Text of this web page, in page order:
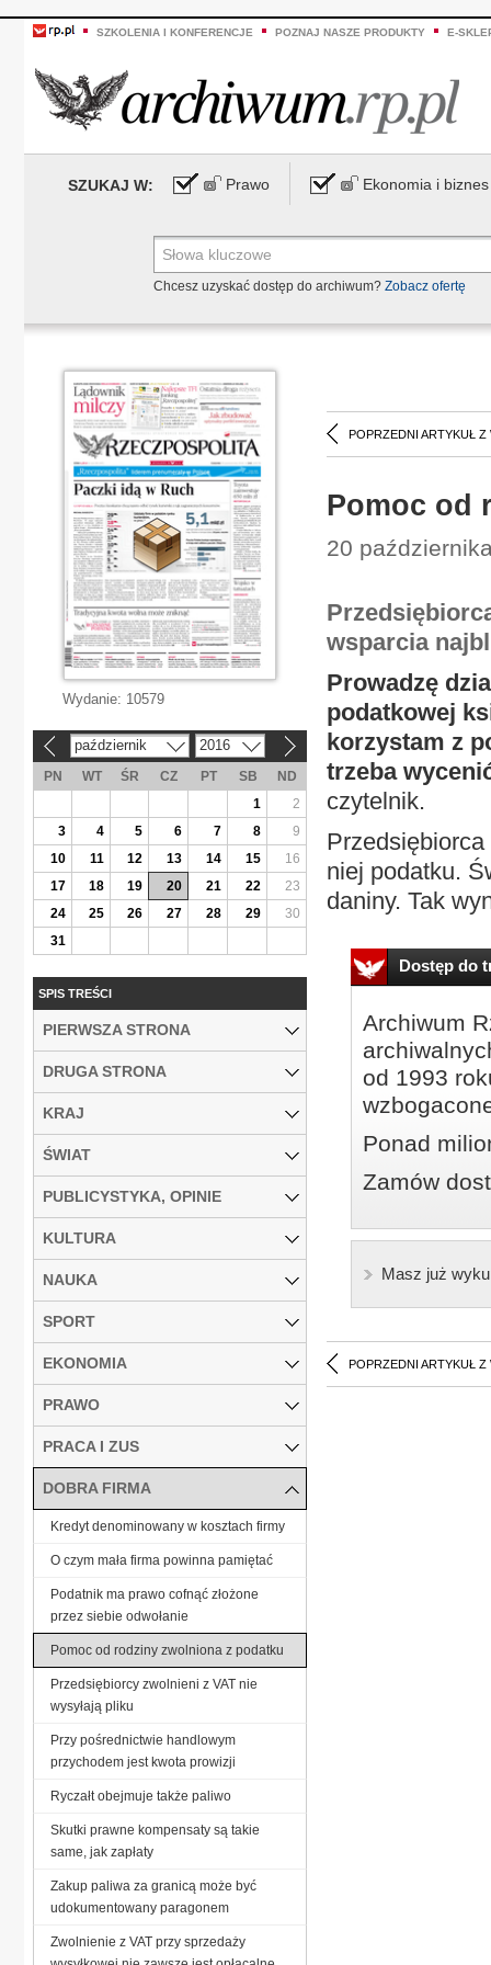
SZKOLENIA I KONFERENCJE POZNAJ NASZE PRODUKTY E-
SZUKAJ W: Prawo Ekonomia i biznes
Chcesz uzyskać dostęp do archiwum? Zobacz ofertę
POPRZEDNI ARTYKUŁ Z
Pomoc od
20
wsparcia
Prowadzę
podatkowej
korzystam z
trzeba
czytelnik.
niej podatku.
daniny. Tak
Dostęp do
Archiwum
od 1993
Ponad
Zamów
Masz już
POPRZEDNI ARTYKUŁ Z
Wydanie: 10579
październik 2016
PN WT ŚR CZ PT SB
ND
1
2
3
4 5 6 7 8
9
10
11 12 13 14 15
16
17
18 19 20 21 22
23
24
25 26 27 28 29
30
31
SPIS TREŚCI
PIERWSZA STRONA
DRUGA STRONA
KRAJ
ŚWIAT
PUBLICYSTYKA, OPINIE
KULTURA
NAUKA
SPORT
EKONOMIA
PRAWO
PRACA I ZUS
DOBRA FIRMA
Kredyt denominowany w kosztach firmy
O czym mała firma powinna pamiętać
Podatnik ma prawo cofnąć złożone
przez siebie odwołanie
Pomoc od rodziny zwolniona z podatku
Przedsiębiorcy zwolnieni z VAT nie
wysyłają pliku
Przy pośrednictwie handlowym
przychodem jest kwota prowizji
Ryczałt obejmuje także paliwo
Skutki prawne kompensaty są takie
same, jak zapłaty
Zakup paliwa za granicą może być
udokumentowany paragonem
Zwolnienie z VAT przy sprzedaży